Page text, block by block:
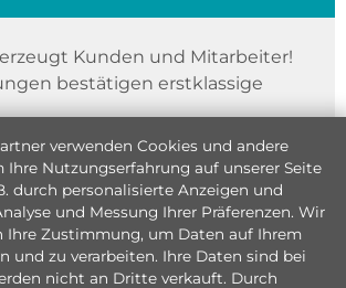
Kunden und Mitarbeiter!
bestätigen erstklassige
verwenden Cookies und andere
Ihre Nutzungserfahrung auf unserer Seite
durch personalisierte Anzeigen und
und Messung Ihrer Präferenzen. Wir
Ihre Zustimmung, um Daten auf Ihrem
und zu verarbeiten. Ihre Daten sind bei
nicht an Dritte verkauft. Durch